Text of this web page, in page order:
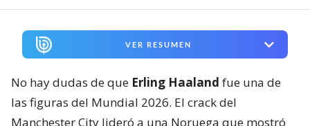
VER RESUMEN
No hay dudas de que Erling Haaland fue una de
las figuras del Mundial 2026. El crack del
Manchester City lideró a una Noruega que mostró